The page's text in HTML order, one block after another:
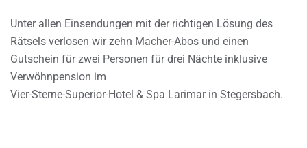
Unter allen Einsendungen mit der richtigen Lösung des
Rätsels verlosen wir zehn Macher-Abos und einen
Gutschein für zwei Personen für drei Nächte inklusive
Verwöhnpension im
Vier-Sterne-Superior-Hotel & Spa Larimar in Stegersbach.